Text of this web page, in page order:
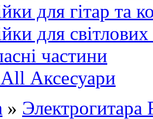
для гітар та
для
частини
Аксесуари
»